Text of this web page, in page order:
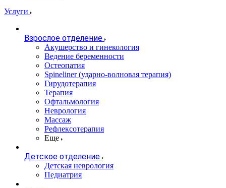
Услуги
Взрослое отделение
Акушерство и гинекология
Ведение беременности
Остеопатия
Spineliner (ударно-волновая терапия)
Гирудотерапия
Терапия
Офтальмология
Неврология
Массаж
Рефлексотерапия
Еще
Детское отделение
Детская неврология
Педиатрия